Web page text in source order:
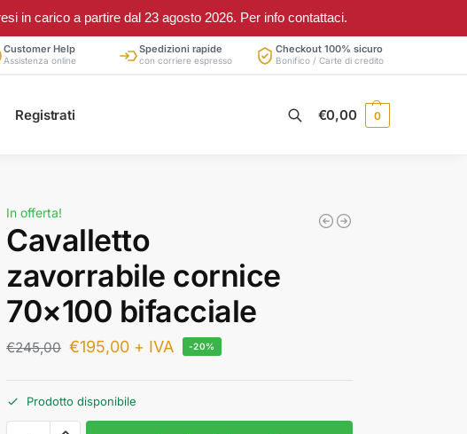
in carico a partire dal 23 agosto 2026. Per info contattaci.
Customer Help
Assistenza online
Spedizioni rapide
con corriere espresso
Checkout 100% sicuro
Bonifico / Carte di credito
Registrati €0,00 0
In offerta!
Cavalletto
zavorrabile cornice
70×100 bifacciale
€245,00 €195,00 + IVA -20%
Prodotto disponibile